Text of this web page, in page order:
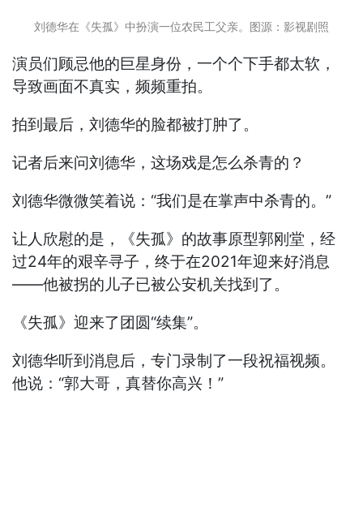
刘德华在《失孤》中扮演一位农民工父亲。图源：影视剧照
演员们顾忌他的巨星身份，一个个下手都太软，
导致画面不真实，频频重拍。
拍到最后，刘德华的脸都被打肿了。
记者后来问刘德华，这场戏是怎么杀青的？
刘德华微微笑着说：“我们是在掌声中杀青的。”
让人欣慰的是，《失孤》的故事原型郭刚堂，经
过24年的艰辛寻子，终于在2021年迎来好消息
——他被拐的儿子已被公安机关找到了。
《失孤》迎来了团圆“续集”。
刘德华听到消息后，专门录制了一段祝福视频。
他说：“郭大哥，真替你高兴！”